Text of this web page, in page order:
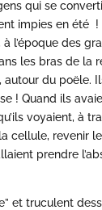
qui se
impies en été !
à l’époque des
les bras de la
autour du poële.
! Quand ils
voyaient, à
cellule, revenir
prendre
et truculent